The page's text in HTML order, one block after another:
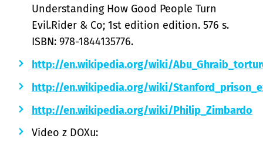
Understanding How Good People Turn
Evil.Rider & Co; 1st edition edition. 576 s.
ISBN: 978-1844135776.
http://en.wikipedia.org/wiki/
http://en.wikipedia.org/wiki/
http://en.wikipedia.org/wiki/Philip_Zimbardo
Video z DOXu: